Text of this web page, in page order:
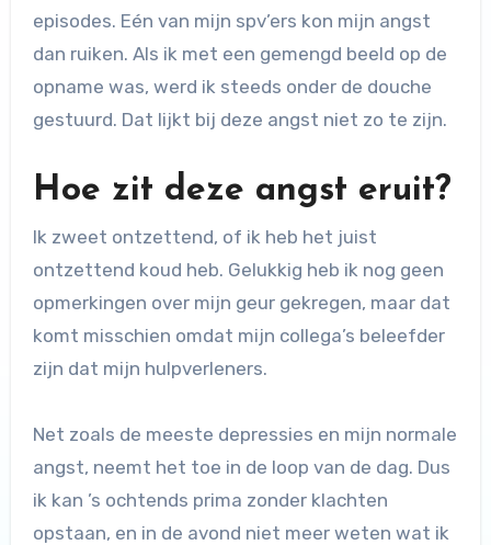
episodes. Eén van mijn spv’ers kon mijn angst
dan ruiken. Als ik met een gemengd beeld op de
opname was, werd ik steeds onder de douche
gestuurd. Dat lijkt bij deze angst niet zo te zijn.
Hoe zit deze angst eruit?
Ik zweet ontzettend, of ik heb het juist
ontzettend koud heb. Gelukkig heb ik nog geen
opmerkingen over mijn geur gekregen, maar dat
komt misschien omdat mijn collega’s beleefder
zijn dat mijn hulpverleners.
Net zoals de meeste depressies en mijn normale
angst, neemt het toe in de loop van de dag. Dus
ik kan ’s ochtends prima zonder klachten
opstaan, en in de avond niet meer weten wat ik